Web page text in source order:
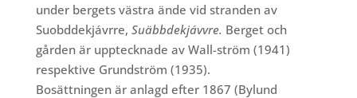
under bergets västra ände vid stranden av
Suobddekjávrre, Suäbbdekjávvre. Berget och
gården är upptecknade av Wall-ström (1941)
respektive Grundström (1935).
Bosättningen är anlagd efter 1867 (Bylund